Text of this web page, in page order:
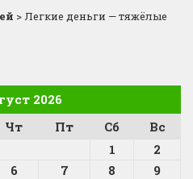
>Легкие деньги — тяжёлые
2026
Чт Пт Сб
Вс
1
2
6 7 8
9